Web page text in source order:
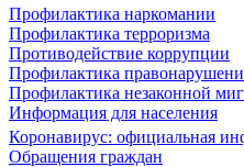
Профилактика наркомании
Профилактика терроризма
Противодействие коррупции
Профилактика
Профилактика незаконной
Информация для населения
Коронавирус: официальная
Обращения граждан